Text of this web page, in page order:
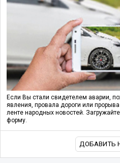
Если Вы стали свидетелем аварии,
явления, провала дороги или
ленте народных новостей.
форму.
ДОБАВИТЬ